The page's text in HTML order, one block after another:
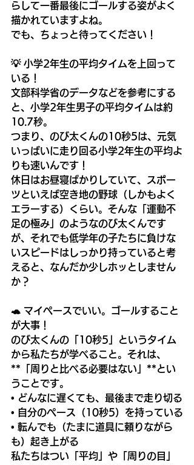
らして一番最後にゴールする姿がよく
描かれていますよね。
でも、ちょっと待ってください！
💡 小学2年生の平均タイムを上回って
いる！
文部科学省のデータなどを参考にする
と、小学2年生男子の平均タイムは約
10.7秒。
つまり、のび太くんの10秒5は、元気
いっぱいに走り回る小学2年生の平均よ
りも速いんです！
休日はお昼寝ばかりしていて、スポー
ツといえば空き地の野球（しかもよく
エラーする）くらい。そんな「運動不
足の極み」のようなのび太くんです
が、それでも低学年の子たちに負けな
いスピードはしっかり持っていると考
えると、なんだか少しホッとしません
か？
🐢 マイペースでいい。ゴールすること
が大事！
のび太くんの「10秒5」というタイム
から私たちが学べること。それは、
**「周りと比べる必要はない」**とい
うことです。
• どんなに遅くても、最後まで走り切る
• 自分のペース（10秒5）を持っている
• 転んでも（たまに道具に頼りながら
も）起き上がる
私たちはつい「平均」や「周りの目」